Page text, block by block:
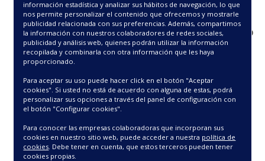
¿QUÉ HA PASADO?
Puede que hayamos renombrado o movido
esta página, o que no este disponible
temporalmente. Revisa si has escrito
correctamente la URL en el navegador.
¿Y AHORA QUÉ?VUELVE A
NUESTRA HOME
Si quieres puedes avisarnos en
pedidos@barcelohogar.com
información estadística y analizar sus hábitos de navegación, lo que
nos permite personalizar el contenido que ofrecemos y mostrarle
publicidad relacionada con sus preferencias. Además, compartimos
la información con nuestros colaboradores de redes sociales,
publicidad y análisis web, quienes podrán utilizar la información
recopilada y combinarla con otra información que les haya
proporcionado.
Para aceptar su uso puede hacer click en el botón "Aceptar
cookies". Si usted no está de acuerdo con alguna de estas, podrá
personalizar sus opciones a través del panel de configuración con
el botón "Configurar cookies".
Para conocer las empresas colaboradoras que incorporan sus
cookies en nuestro sitio web, puede acceder a nuestra política de
cookies . Debe tener en cuenta, que estos terceros pueden tener
cookies propias.